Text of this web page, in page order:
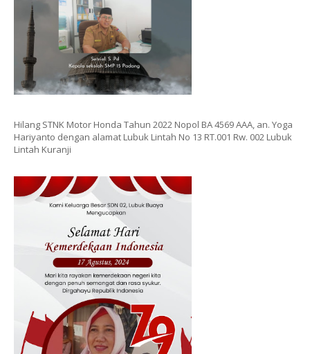
Hilang STNK Motor Honda Tahun 2022 Nopol BA 4569 AAA, an. Yoga
Hariyanto dengan alamat Lubuk Lintah No 13 RT.001 Rw. 002 Lubuk
Lintah Kuranji